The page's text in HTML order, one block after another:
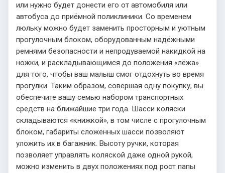
или нужно будет донести его от автомобиля или
автобуса до приёмной поликлиники. Со временем
люльку можно будет заменить просторным и уютным
прогулочным блоком, оборудованным надёжными
ремнями безопасности и непродуваемой накидкой на
ножки, и раскладывающимся до положения «лёжа»
для того, чтобы ваш малыш смог отдохнуть во время
прогулки. Таким образом, совершая одну покупку, вы
обеспечите вашу семью набором транспортных
средств на ближайшие три года. Шасси коляски
складываются «книжкой», в том числе с прогулочным
блоком, габариты сложенных шасси позволяют
уложить их в багажник. Высоту ручки, которая
позволяет управлять коляской даже одной рукой,
можно изменить в двух положениях под рост папы